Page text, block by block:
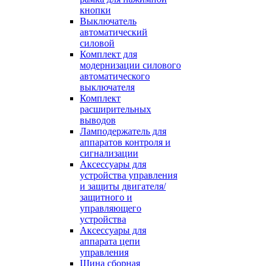
кнопки
Выключатель
автоматический
силовой
Комплект для
модернизации силового
автоматического
выключателя
Комплект
расширительных
выводов
Ламподержатель для
аппаратов контроля и
сигнализации
Аксессуары для
устройства управления
и защиты двигателя/
защитного и
управляющего
устройства
Аксессуары для
аппарата цепи
управления
Шина сборная